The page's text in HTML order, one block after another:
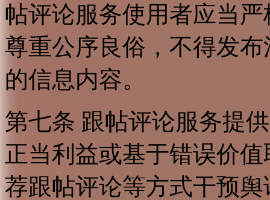
帖评论服务使用者应当
尊重公序良俗，不得发
的信息内容。
第七条 跟帖评论服务提
正当利益或基于错误价
荐跟帖评论等方式干预